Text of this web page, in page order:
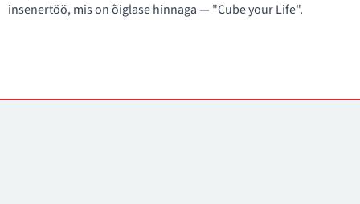
insenertöö, mis on õiglase hinnaga — "Cube your Life".